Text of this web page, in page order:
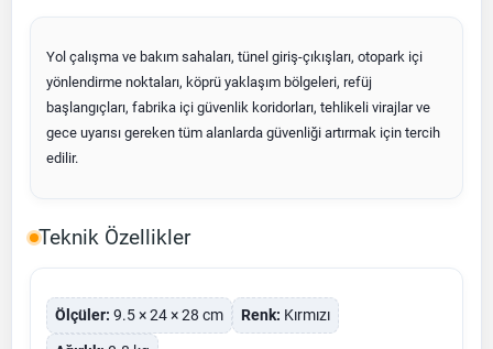
Yol çalışma ve bakım sahaları, tünel giriş-çıkışları, otopark içi
yönlendirme noktaları, köprü yaklaşım bölgeleri, refüj
başlangıçları, fabrika içi güvenlik koridorları, tehlikeli virajlar ve
gece uyarısı gereken tüm alanlarda güvenliği artırmak için tercih
edilir.
Teknik Özellikler
Ölçüler: 9.5 × 24 × 28 cm Renk: Kırmızı